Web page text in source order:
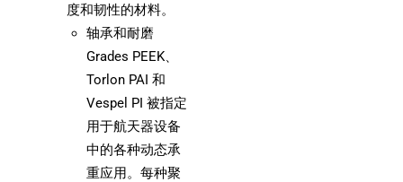
度和韧性的材料。
轴承和耐磨
Grades PEEK、
Torlon PAI 和
Vespel PI 被指定
用于航天器设备
中的各种动态承
重应用。每种聚